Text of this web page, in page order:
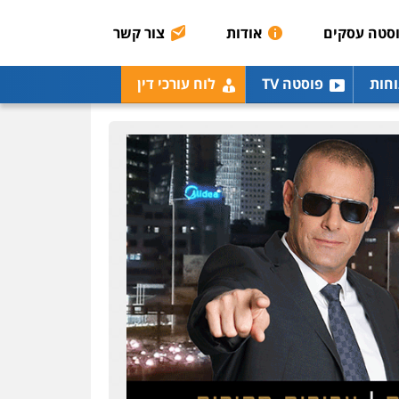
עסקים אודות צור קשר
פוסטה TV לוח עורכי דין
מחיקת כתבות מגוגל
ודחיקת אזכורים שליליים
דין
0522508109
אחסון אתרים
מהירות הגנה גיבוי
תמיכה שירותים מקצועיים
לעורכי דין
מרכז התחלה חדשה
אסירים עבירות מין
שירותים מקצועיים לעורכי
דין
0544500346
מאיה בלום, עו"ס,
טיפול ושיקום
טיפול בהתמכרויות